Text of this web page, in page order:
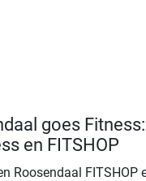
goes
en FITSHOP
Roosendaal